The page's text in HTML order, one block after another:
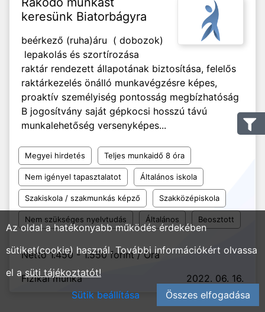
keresünk Biatorbágyra
beérkező (ruha)áru ( dobozok)
lepakolás és szortírozása
raktár rendezett állapotának biztosítása, felelős
raktárkezelés önálló munkavégzésre képes,
proaktív személyiség pontosság megbízhatóság
B jogosítvány saját gépkocsi hosszú távú
munkalehetőség versenyképes...
Megyei hirdetés Teljes munkaidő 8 óra
Nem igényel tapasztalatot Általános iskola
Szakiskola / szakmunkás képző Szakközépiskola
Nem szükséges nyelvtudás Általános Beosztott
Nettó 1.450 - 1.550 forint / Óra
Fizikai munka
2022. 06. 16.
Az oldal a hatékonyabb működés érdekében
sütiket(cookie) használ. További információkért olvassa
el asüti tájékoztatót!
Sütik beállítása
Összes elfogadása